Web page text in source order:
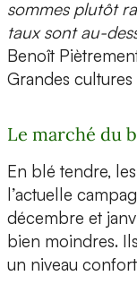
sommes plutôt
taux sont au-
Benoît
Grandes cultures
Le marché du
En blé tendre,
l’actuelle
décembre et
bien moindres.
un niveau